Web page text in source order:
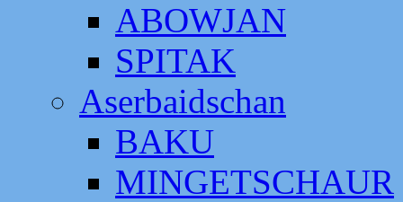
ABOWJAN
SPITAK
Aserbaidschan
BAKU
MINGETSCHAUR